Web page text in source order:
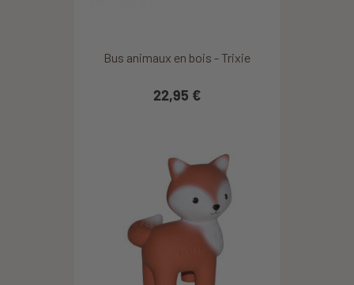
Bus animaux en bois - Trixie
22,95 €